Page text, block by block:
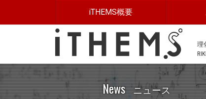
iTHEMS概要
理
News ニュース